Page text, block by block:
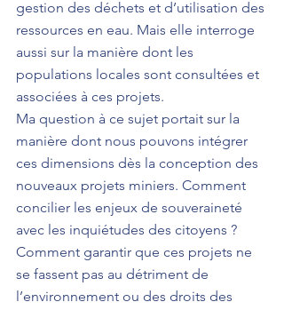
gestion des déchets et d’utilisation des
ressources en eau. Mais elle interroge
aussi sur la manière dont les
populations locales sont consultées et
associées à ces projets.
Ma question à ce sujet portait sur la
manière dont nous pouvons intégrer
ces dimensions dès la conception des
nouveaux projets miniers. Comment
concilier les enjeux de souveraineté
avec les inquiétudes des citoyens ?
Comment garantir que ces projets ne
se fassent pas au détriment de
l’environnement ou des droits des